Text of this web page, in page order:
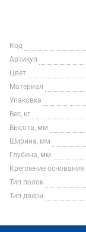
Код
Артикул
Цвет
Материал
Упаковка
Вес, кг
Высота, мм
Ширина, мм
Глубина, мм
Крепление основания
Тип полок
Тип двери